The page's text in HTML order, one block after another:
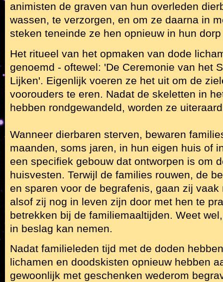
animisten de graven van hun overleden
wassen, te verzorgen, en om ze daarna in
steken teneinde ze hen opnieuw in hun
Het ritueel van het opmaken van dode
genoemd - oftewel: 'De Ceremonie van het
Lijken'. Eigenlijk voeren ze het uit om de
voorouders te eren. Nadat de skeletten in
hebben rondgewandeld, worden ze
Wanneer dierbaren sterven, bewaren
maanden, soms jaren, in hun eigen huis of
een specifiek gebouw dat ontworpen is om
huisvesten. Terwijl de families rouwen, de
en sparen voor de begrafenis, gaan zij
alsof zij nog in leven zijn door met hen te
betrekken bij de familiemaaltijden. Weet
in beslag kan nemen.
Nadat familieleden tijd met de doden
lichamen en doodskisten opnieuw hebben
gewoonlijk met geschenken wederom